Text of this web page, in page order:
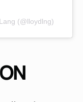
(@lloydlng)